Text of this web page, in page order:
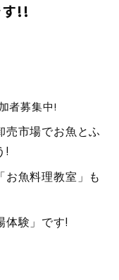
す!!
者募集中!
売市場でお魚とふ
!
お魚料理教室」も
体験」です!